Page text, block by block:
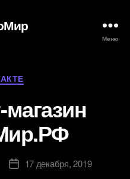
Меню
Дата17 декабря, 2019